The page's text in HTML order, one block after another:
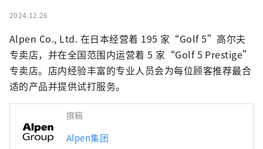
2024.12.26
Alpen Co., Ltd. 在日本经营着 195 家“Golf 5”高尔夫
专卖店，并在全国范围内运营着 5 家“Golf 5 Prestige”
专卖店。店内经验丰富的专业人员会为每位顾客推荐最合
适的产品并提供试打服务。
撰稿
Alpen集团